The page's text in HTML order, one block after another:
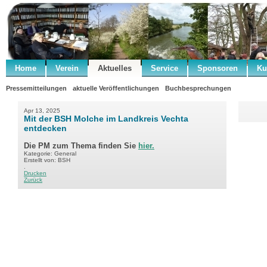
Home Verein Aktuelles Service Sponsoren
Pressemitteilungen aktuelle Veröffentlichungen Buchbesprechungen
Apr 13, 2025
Mit der BSH Molche im Landkreis Vechta
entdecken
Die PM zum Thema finden Sie hier.
Kategorie: General
Erstellt von: BSH
Drucken
Zurück